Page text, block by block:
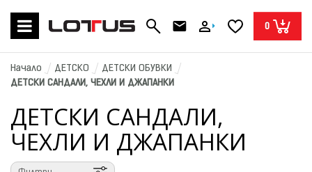
0
Начало ДЕТСКО
ДЕТСКИ ОБУВКИ
ДЕТСКИ САНДАЛИ, ЧЕХЛИ И ДЖАПАНКИ
ДЕТСКИ САНДАЛИ,
ЧЕХЛИ И ДЖАПАНКИ